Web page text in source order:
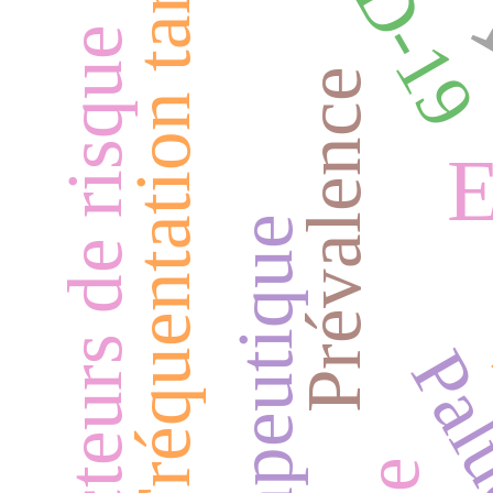
Prévalence
Fréquentation tardive
Facteurs de risque